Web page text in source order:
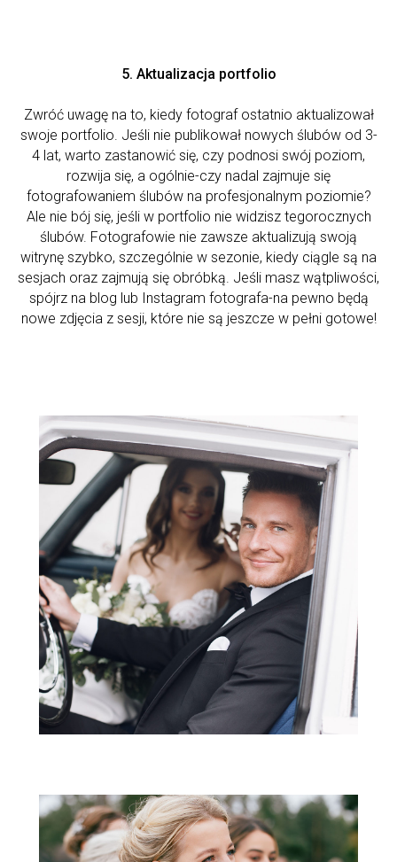
5. Aktualizacja portfolio
Zwróć uwagę na to, kiedy fotograf ostatnio aktualizował
swoje portfolio. Jeśli nie publikował nowych ślubów od 3-
4 lat, warto zastanowić się, czy podnosi swój poziom,
rozwija się, a ogólnie-czy nadal zajmuje się
fotografowaniem ślubów na profesjonalnym poziomie?
Ale nie bój się, jeśli w portfolio nie widzisz tegorocznych
ślubów. Fotografowie nie zawsze aktualizują swoją
witrynę szybko, szczególnie w sezonie, kiedy ciągle są na
sesjach oraz zajmują się obróbką. Jeśli masz wątpliwości,
spójrz na blog lub Instagram fotografa-na pewno będą
nowe zdjęcia z sesji, które nie są jeszcze w pełni gotowe!